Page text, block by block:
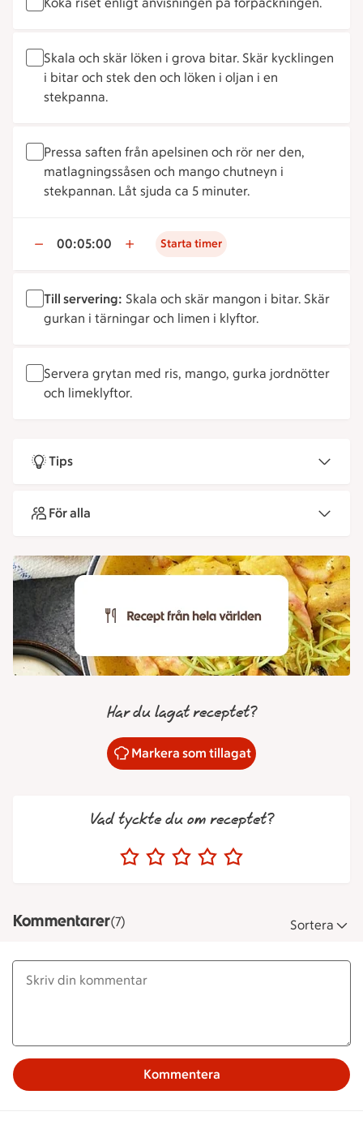
Skala och skär löken i grova bitar. Skär kycklingen
i bitar och stek den och löken i oljan i en
stekpanna.
Pressa saften från apelsinen och rör ner den,
matlagningssåsen och mango chutneyn i
stekpannan. Låt sjuda ca 5 minuter.
00:05:00 Starta timer
Till servering: Skala och skär mangon i bitar. Skär
gurkan i tärningar och limen i klyftor.
Servera grytan med ris, mango, gurka jordnötter
och limeklyftor.
Tips
För alla
Har du lagat receptet?
Markera som tillagat
Vad tyckte du om receptet?
Kommentarer(7) Sortera
Kommentera